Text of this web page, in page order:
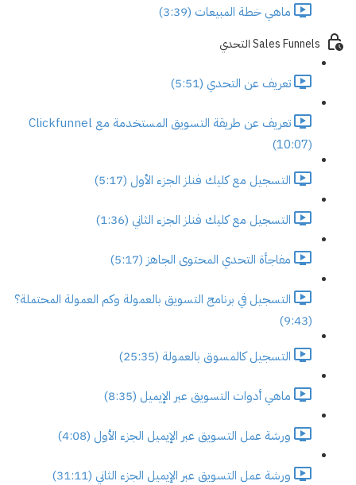
ماهي خطة المبيعات (3:39)
Sales Funnels التحدي
تعريف عن التحدي (5:51)
تعريف عن طريقة التسويق المستخدمة مع Clickfunnel
(10:07)
التسجيل مع كليك فنلز الجزء الأول (5:17)
التسجيل مع كليك فنلز الجزء الثاني (1:36)
مفاجأة التحدي المحتوى الجاهز (5:17)
التسجيل في برنامج التسويق بالعمولة وكم العمولة المحتملة؟
(9:43)
التسجيل كالمسوق بالعمولة (25:35)
ماهي أدوات التسويق عبر الإيميل (8:35)
ورشة عمل التسويق عبر الإيميل الجزء الأول (4:08)
ورشة عمل التسويق عبر الإيميل الجزء الثاني (31:11)